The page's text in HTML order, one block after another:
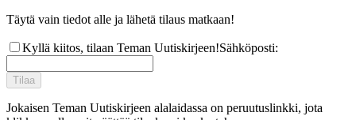
Täytä vain tiedot alle ja lähetä tilaus matkaan!
Kyllä kiitos, tilaan Teman Uutiskirjeen!Sähköposti:
Tilaa
Jokaisen Teman Uutiskirjeen alalaidassa on peruutuslinkki, jota